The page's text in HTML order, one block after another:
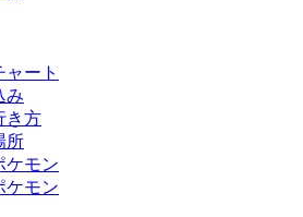
ャート
み
き方
所
ケモン
ケモン